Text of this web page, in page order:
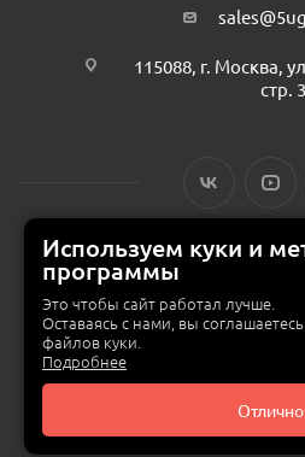
115088, г. Москва,
стр.
© 2015 — 2026 «MEBZILLA» (ex.
мебели в
Используем куки и
программы
Это чтобы сайт работал лучше.
Оставаясь с нами, вы
файлов куки.
Подробнее
Отлично